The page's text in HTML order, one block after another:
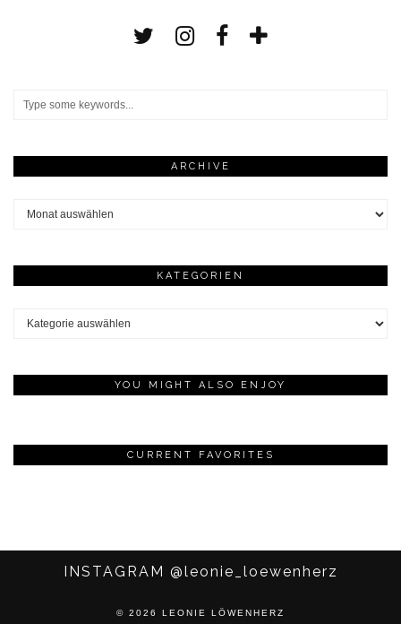
ARCHIVE
KATEGORIEN
YOU MIGHT ALSO ENJOY
CURRENT FAVORITES
INSTAGRAM @leonie_loewenherz
© 2026 LEONIE LÖWENHERZ